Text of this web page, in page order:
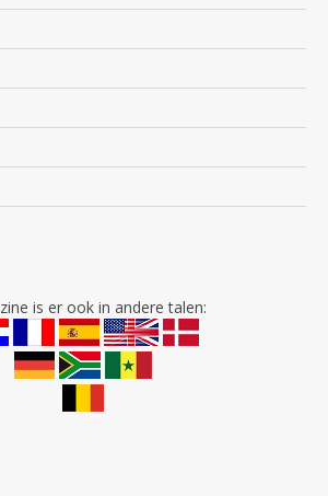
is er ook in andere talen: